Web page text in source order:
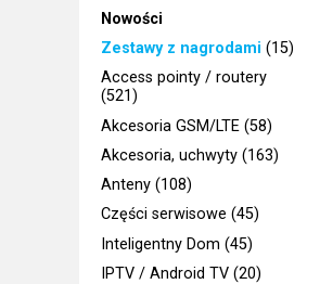
Nowości
Zestawy z nagrodami (15)
Access pointy / routery
(521)
Akcesoria GSM/LTE (58)
Akcesoria, uchwyty (163)
Anteny (108)
Części serwisowe (45)
Inteligentny Dom (45)
IPTV / Android TV (20)